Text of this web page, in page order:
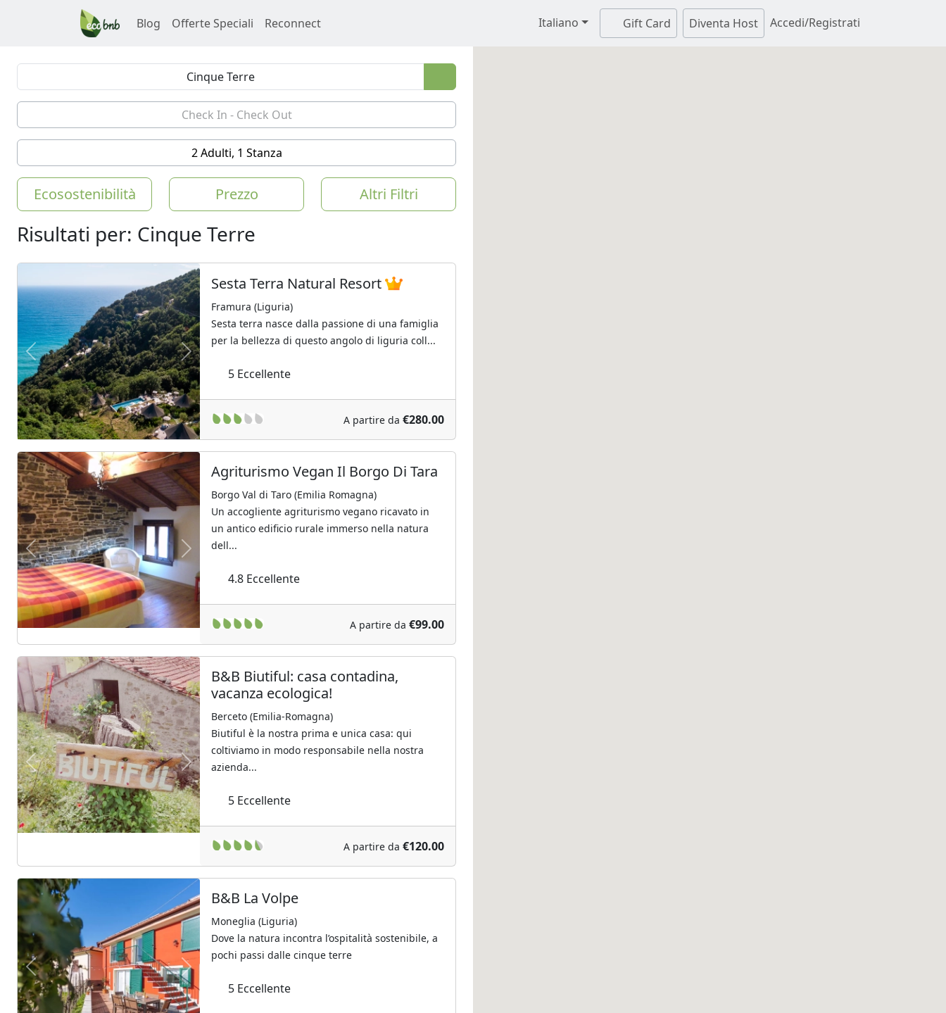
Blog Offerte Speciali Reconnect Italiano Gift Card Diventa Host Accedi/Registrati
2 Adulti, 1 Stanza
Ecosostenibilità Prezzo Altri Filtri
Risultati per: Cinque Terre
Previous Next
Sesta Terra Natural Resort
Framura (Liguria)
Sesta terra nasce dalla passione di una famiglia
per la bellezza di questo angolo di liguria coll...
5 Eccellente
A partire da €280.00
Previous Next
Agriturismo Vegan Il Borgo Di Tara
Borgo Val di Taro (Emilia Romagna)
Un accogliente agriturismo vegano ricavato in
un antico edificio rurale immerso nella natura
dell...
4.8 Eccellente
A partire da €99.00
Previous Next
B&B Biutiful: casa contadina,
vacanza ecologica!
Berceto (Emilia-Romagna)
Biutiful è la nostra prima e unica casa: qui
coltiviamo in modo responsabile nella nostra
azienda...
5 Eccellente
A partire da €120.00
Previous Next
B&B La Volpe
Moneglia (Liguria)
Dove la natura incontra l’ospitalità sostenibile, a
pochi passi dalle cinque terre
5 Eccellente